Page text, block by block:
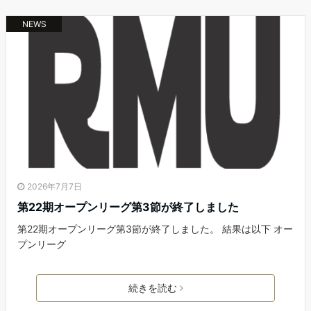
NEWS
2026年7月7日
第22期オープンリーグ第3節が終了しました
第22期オープンリーグ第3節が終了しました。 結果は以下 オー
プンリーグ
続きを読む